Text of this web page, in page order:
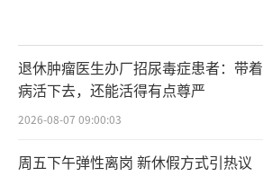
退休肿瘤医生办厂招尿毒症患者：带着
病活下去，还能活得有点尊严
2026-08-07 09:00:03
周五下午弹性离岗 新休假方式引热议